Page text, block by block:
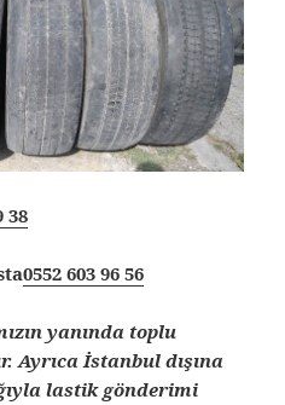
38
0552 603 96 56
yanında toplu
Ayrıca İstanbul dışına
lastik gönderimi